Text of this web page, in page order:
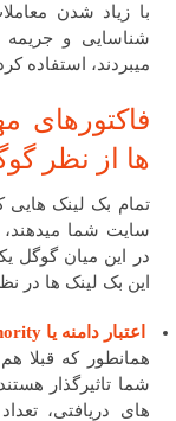
با زیاد شدن
شناسایی و جریمه
میبردند، استفاده
فاکتورهای
ها از نظر
تمام بک لینک هایی
سایت شما میدهند،
در این میان گوگل
این بک لینک ها در
اعتبار دامنه یا Domain Authority
همانطور که قبلا
شما تاثیرگذار
های دریافتی،